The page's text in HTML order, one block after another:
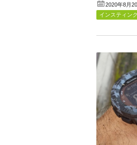
2020年8月
インスティン